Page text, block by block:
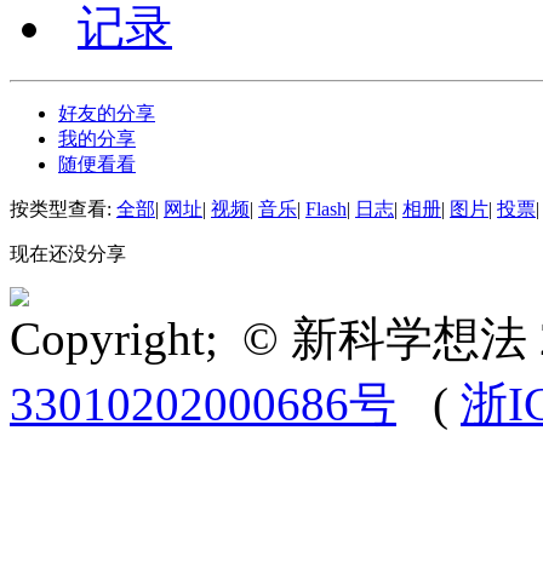
记录
好友的分享
我的分享
随便看看
按类型查看: 全部| 网址| 视频| 音乐| Flash| 日志| 相册| 图片| 投票|
现在还没分享
Copyright; © 新科学想
33010202000686号 ( 浙